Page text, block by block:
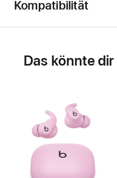
Kompatibilität
Das könnte